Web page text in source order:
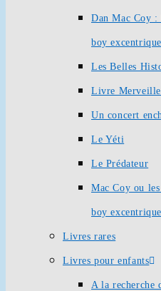
Dan Mac Coy :
boy excentrique
Les Belles
Livre
Un concert
Le Yéti
Le Prédateur
Mac Coy ou
boy excentrique
Livres rares
Livres pour enfants
A la recherche